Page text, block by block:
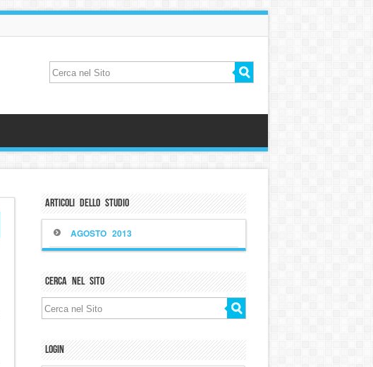
Articoli dello Studio
AGOSTO 2013
Cerca nel sito
Login